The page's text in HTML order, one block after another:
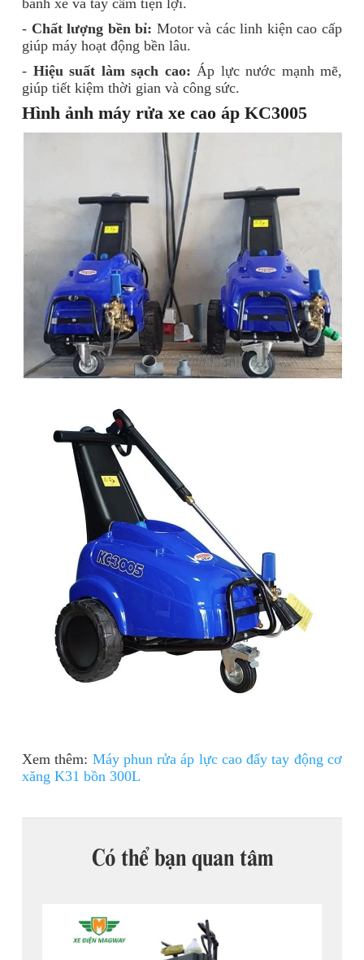
- Chất lượng bền bỉ: Motor và các linh kiện cao cấp
giúp máy hoạt động bền lâu.
- Hiệu suất làm sạch cao: Áp lực nước mạnh mẽ,
giúp tiết kiệm thời gian và công sức.
Hình ảnh máy rửa xe cao áp KC3005
Xem thêm: Máy phun rửa áp lực cao đẩy tay động cơ
xăng K31 bồn 300L
Có thể bạn quan tâm